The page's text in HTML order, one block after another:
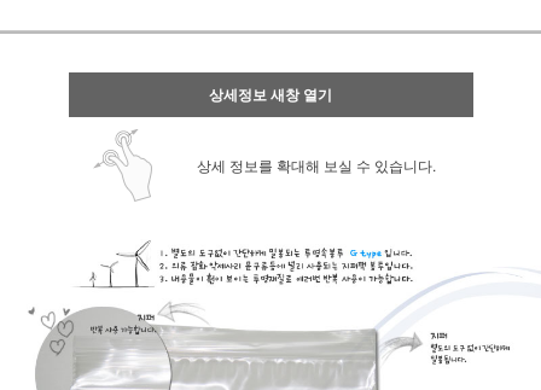
상세정보 새창 열기
상세 정보를 확대해 보실 수 있습니다.